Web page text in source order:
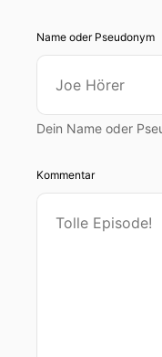
Name oder Pseudonym
Dein Name oder
Kommentar